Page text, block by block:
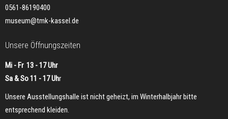
0561-86190400
museum@tmk-kassel.de
Unsere Öffnungszeiten
Mi - Fr 13 - 17 Uhr
Sa & So 11 - 17 Uhr
Unsere Ausstellungshalle ist nicht geheizt, im Winterhalbjahr bitte
entsprechend kleiden.